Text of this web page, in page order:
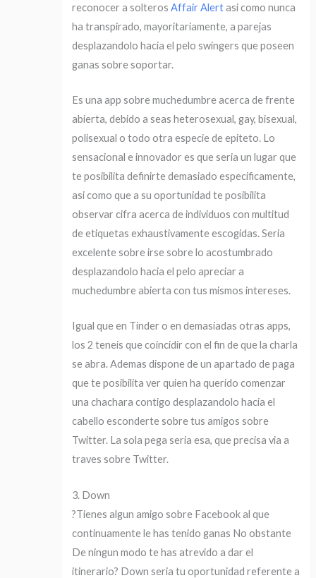
reconocer a solterosAffair Alertasi­ como nunca
ha transpirado, mayoritariamente, a parejas
desplazandolo hacia el pelo swingers que poseen
ganas sobre soportar.
Es una app sobre muchedumbre acerca de frente
abierta, debido a seas heterosexual, gay, bisexual,
polisexual o todo otra especie de epiteto. Lo
sensacional e innovador es que seri­a un lugar que
te posibilita definirte demasiado especificamente,
asi­ como que a su oportunidad te posibilita
observar cifra acerca de individuos con multitud
de etiquetas exhaustivamente escogidas. Seri­a
excelente sobre irse sobre lo acostumbrado
desplazandolo hacia el pelo apreciar a
muchedumbre abierta con tus mismos intereses.
Igual que en Tinder o en demasiadas otras apps,
los 2 teneis que coincidir con el fin de que la charla
se abra. Ademas dispone de un apartado de paga
que te posibilita ver quien ha querido comenzar
una chachara contigo desplazandolo hacia el
cabello esconderte sobre tus amigos sobre
Twitter. La sola pega seri­a esa, que precisa via a
traves sobre Twitter.
3. Down
?Tienes algun amigo sobre Facebook al que
continuamente le has tenido ganas No obstante
De ningun modo te has atrevido a dar el
itinerario? Down seri­a tu oportunidad referente a